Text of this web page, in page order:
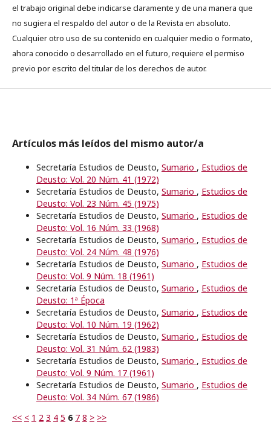
el trabajo original debe indicarse claramente y de una manera que
no sugiera el respaldo del autor o de la Revista en absoluto.
Cualquier otro uso de su contenido en cualquier medio o formato,
ahora conocido o desarrollado en el futuro, requiere el permiso
previo por escrito del titular de los derechos de autor.
Artículos más leídos del mismo autor/a
Secretaría Estudios de Deusto, Sumario , Estudios de
Deusto: Vol. 20 Núm. 41 (1972)
Secretaría Estudios de Deusto, Sumario , Estudios de
Deusto: Vol. 23 Núm. 45 (1975)
Secretaría Estudios de Deusto, Sumario , Estudios de
Deusto: Vol. 16 Núm. 33 (1968)
Secretaría Estudios de Deusto, Sumario , Estudios de
Deusto: Vol. 24 Núm. 48 (1976)
Secretaría Estudios de Deusto, Sumario , Estudios de
Deusto: Vol. 9 Núm. 18 (1961)
Secretaría Estudios de Deusto, Sumario , Estudios de
Deusto: 1ª Época
Secretaría Estudios de Deusto, Sumario , Estudios de
Deusto: Vol. 10 Núm. 19 (1962)
Secretaría Estudios de Deusto, Sumario , Estudios de
Deusto: Vol. 31 Núm. 62 (1983)
Secretaría Estudios de Deusto, Sumario , Estudios de
Deusto: Vol. 9 Núm. 17 (1961)
Secretaría Estudios de Deusto, Sumario , Estudios de
Deusto: Vol. 34 Núm. 67 (1986)
<< < 1 2 3 4 5 6 7 8 > >>